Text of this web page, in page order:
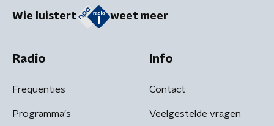
Wie luistert weet meer
Radio
Frequenties
Programma's
Info
Contact
Veelgestelde vragen